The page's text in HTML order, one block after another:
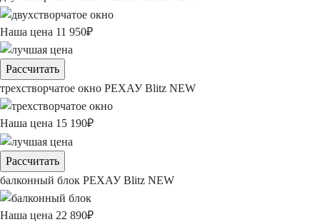
Наша цена 11 950₽
Рассчитать
трехстворчатое окно РЕХАУ Blitz NEW
Наша цена 15 190₽
Рассчитать
балконный блок РЕХАУ Blitz NEW
Наша цена 22 890₽